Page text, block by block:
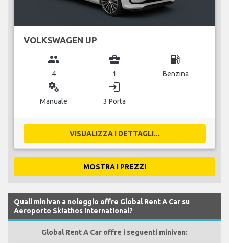
VOLKSWAGEN UP
group
4
business_center
1
local_gas_station
Benzina
miscellaneous_services
Manuale
login
3 Porta
VISUALIZZA I DETTAGLI...
MOSTRA I PREZZI
Quali minivan a noleggio offre Global Rent A Car su
Aeroporto Skiathos International?
Global Rent A Car offre i seguenti minivan: